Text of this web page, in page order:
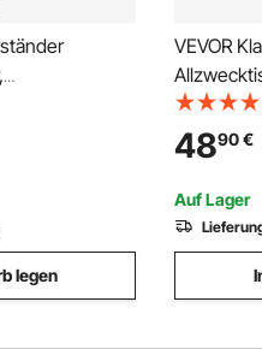
36,3 kg,
legen
VEVOR
Camping,
4890€
Auf Lager